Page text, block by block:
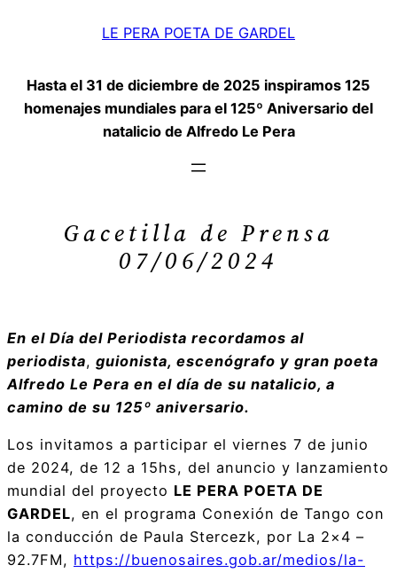
LE PERA POETA DE GARDEL
Hasta el 31 de diciembre de 2025 inspiramos 125
homenajes mundiales para el 125º Aniversario del
natalicio de Alfredo Le Pera
Gacetilla de Prensa
07/06/2024
En el Día del Periodista recordamos al
periodista, guionista, escenógrafo y gran poeta
Alfredo Le Pera en el día de su natalicio, a
camino de su 125º aniversario.
Los invitamos a participar el viernes 7 de junio
de 2024, de 12 a 15hs, del anuncio y lanzamiento
mundial del proyecto LE PERA POETA DE
GARDEL, en el programa Conexión de Tango con
la conducción de Paula Stercezk, por La 2×4 –
92.7FM, https://buenosaires.gob.ar/medios/la-